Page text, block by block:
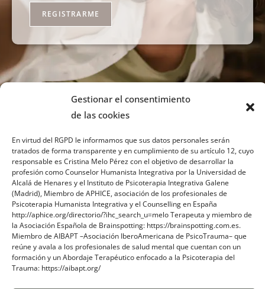
Gestionar el consentimiento
de las cookies
En virtud del RGPD le informamos que sus datos personales serán
tratados de forma transparente y en cumplimiento de su artículo 12, cuyo
responsable es Cristina Melo Pérez con el objetivo de desarrollar la
profesión como Counselor Humanista Integrativa por la Universidad de
Alcalá de Henares y el Instituto de Psicoterapia Integrativa Galene
(Madrid), Miembro de APHICE, asociación de los profesionales de
Psicoterapia Humanista Integrativa y el Counselling en España
http://aphice.org/directorio/?ihc_search_u=melo Terapeuta y miembro de
la Asociación Española de Brainspotting: https://brainspotting.com.es.
Miembro de AIBAPT –Asociación IberoAmericana de PsicoTrauma– que
reúne y avala a los profesionales de salud mental que cuentan con un
formación y un Abordaje Terapéutico enfocado a la Psicoterapia del
Trauma: https://aibapt.org/
Sobre mi
Contacto
Blog